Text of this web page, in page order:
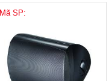
Mã SP: